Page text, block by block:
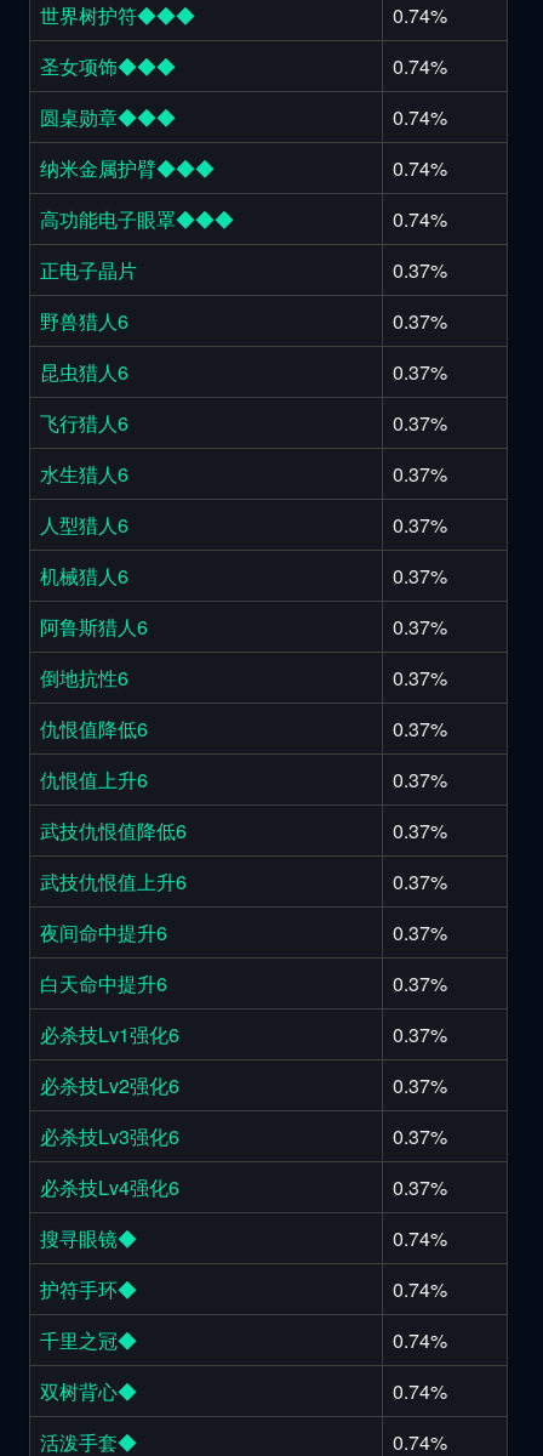
世界树护符◆◆◆
0.74%
圣女项饰◆◆◆
0.74%
圆桌勋章◆◆◆
0.74%
纳米金属护臂◆◆◆
0.74%
高功能电子眼罩◆◆◆
0.74%
正电子晶片
0.37%
野兽猎人6
0.37%
昆虫猎人6
0.37%
飞行猎人6
0.37%
水生猎人6
0.37%
人型猎人6
0.37%
机械猎人6
0.37%
阿鲁斯猎人6
0.37%
倒地抗性6
0.37%
仇恨值降低6
0.37%
仇恨值上升6
0.37%
武技仇恨值降低6
0.37%
武技仇恨值上升6
0.37%
夜间命中提升6
0.37%
白天命中提升6
0.37%
必杀技Lv1强化6
0.37%
必杀技Lv2强化6
0.37%
必杀技Lv3强化6
0.37%
必杀技Lv4强化6
0.37%
搜寻眼镜◆
0.74%
护符手环◆
0.74%
千里之冠◆
0.74%
双树背心◆
0.74%
活泼手套◆
0.74%